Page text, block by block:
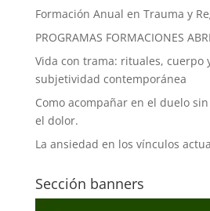
Formación Anual en Trauma y
PROGRAMAS FORMACIONES
Vida con trama: rituales, cuerpo
subjetividad contemporánea
Como acompañar en el duelo
el dolor.
La ansiedad en los vínculos
Sección banners